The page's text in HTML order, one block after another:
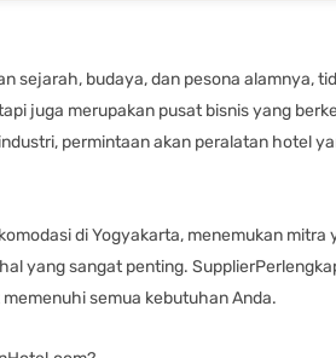
sejarah, budaya, dan pesona alamnya,
juga merupakan pusat bisnis yang
permintaan akan peralatan hotel
di Yogyakarta, menemukan
yang sangat penting.
semua kebutuhan Anda.